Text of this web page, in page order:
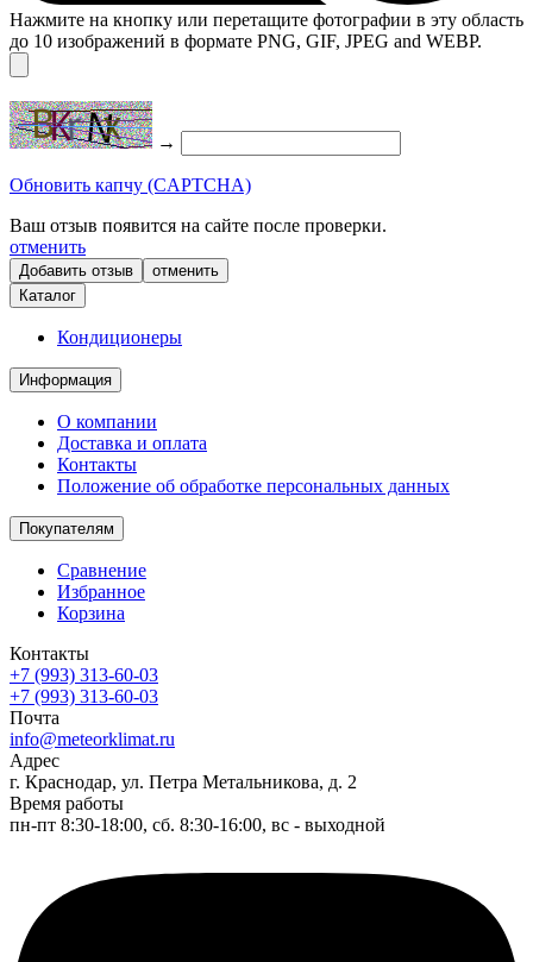
Нажмите на кнопку или перетащите фотографии в эту область
до 10 изображений в формате PNG, GIF, JPEG and WEBP.
→
Обновить капчу (CAPTCHA)
Ваш отзыв появится на сайте после проверки.
отменить
отменить
Каталог
Кондиционеры
Информация
О компании
Доставка и оплата
Контакты
Положение об обработке персональных данных
Покупателям
Сравнение
Избранное
Корзина
Контакты
+7 (993) 313-60-03
+7 (993) 313-60-03
Почта
info@meteorklimat.ru
Адрес
г. Краснодар, ул. Петра Метальникова, д. 2
Время работы
пн-пт 8:30-18:00, сб. 8:30-16:00, вс - выходной